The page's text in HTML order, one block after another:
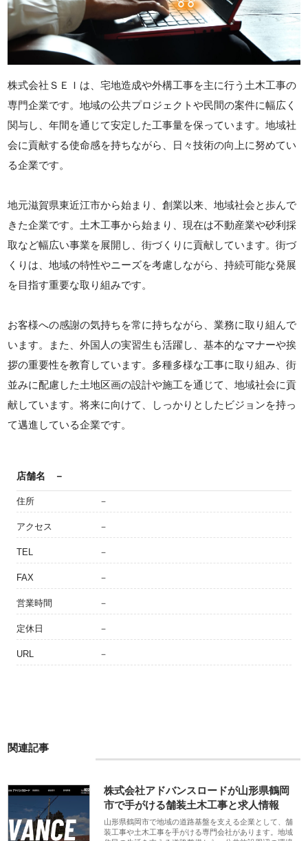
株式会社ＳＥＩは、宅地造成や外構工事を主に行う土木工事の
専門企業です。地域の公共プロジェクトや民間の案件に幅広く
関与し、年間を通じて安定した工事量を保っています。地域社
会に貢献する使命感を持ちながら、日々技術の向上に努めてい
る企業です。
地元滋賀県東近江市から始まり、創業以来、地域社会と歩んで
きた企業です。土木工事から始まり、現在は不動産業や砂利採
取など幅広い事業を展開し、街づくりに貢献しています。街づ
くりは、地域の特性やニーズを考慮しながら、持続可能な発展
を目指す重要な取り組みです。
お客様への感謝の気持ちを常に持ちながら、業務に取り組んで
います。また、外国人の実習生も活躍し、基本的なマナーや挨
拶の重要性を教育しています。多種多様な工事に取り組み、街
並みに配慮した土地区画の設計や施工を通じて、地域社会に貢
献しています。将来に向けて、しっかりとしたビジョンを持っ
て邁進している企業です。
店舗名 －
住所 －
アクセス －
TEL －
FAX －
営業時間 －
定休日 －
URL －
関連記事
株式会社アドバンスロードが山形県鶴岡
市で手がける舗装土木工事と求人情報
山形県鶴岡市で地域の道路基盤を支える企業として、舗
装工事や土木工事を手がける専門会社があります。地域